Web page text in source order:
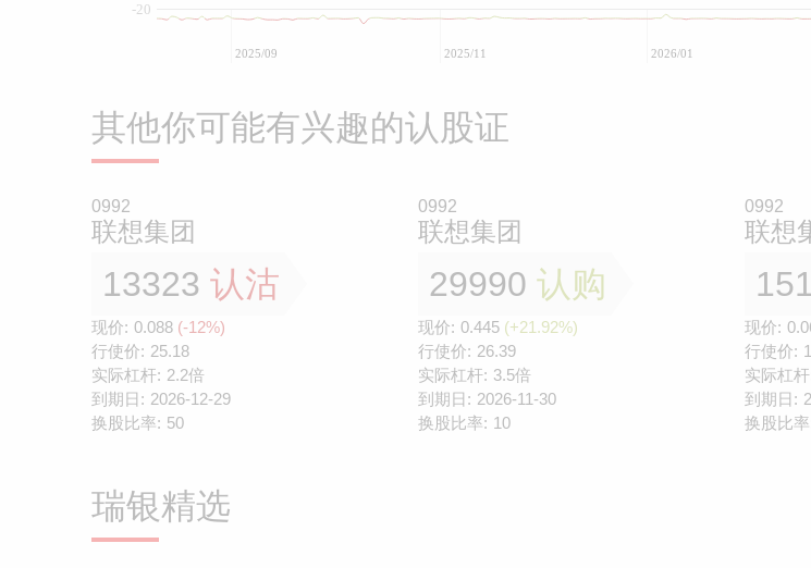
-20
2025/09 2025/11 2026/01
其他你可能有兴趣的认股证
0992
联想集团
13323 认沽
现价: 0.088 (-12%)
行使价: 25.18
实际杠杆: 2.2倍
到期日: 2026-12-29
换股比率: 50
0992
联想集团
29990 认购
现价: 0.445 (+21.92%)
行使价: 26.39
实际杠杆: 3.5倍
到期日: 2026-11-30
换股比率: 10
0992
联想
现价:
行使价:
实际杠
到期日:
换股比
瑞银精选